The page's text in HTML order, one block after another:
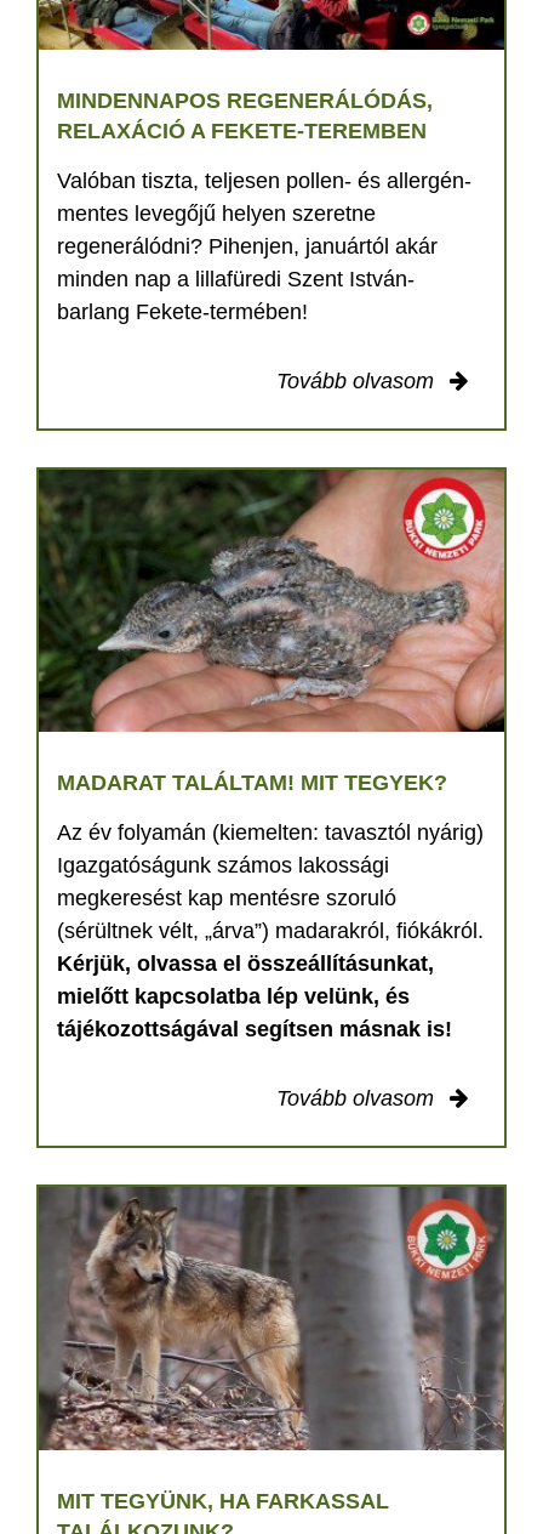
MINDENNAPOS REGENERÁLÓDÁS,
RELAXÁCIÓ A FEKETE-TEREMBEN
Valóban tiszta, teljesen pollen- és allergén-
mentes levegőjű helyen szeretne
regenerálódni? Pihenjen, januártól akár
minden nap a lillafüredi Szent István-
barlang Fekete-termében!
Tovább olvasom
MADARAT TALÁLTAM! MIT TEGYEK?
Az év folyamán (kiemelten: tavasztól nyárig)
Igazgatóságunk számos lakossági
megkeresést kap mentésre szoruló
(sérültnek vélt, „árva”) madarakról, fiókákról.
Kérjük, olvassa el összeállításunkat,
mielőtt kapcsolatba lép velünk, és
tájékozottságával segítsen másnak is!
Tovább olvasom
MIT TEGYÜNK, HA FARKASSAL